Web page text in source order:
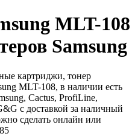
MLT-108
Samsung
картриджи, тонер
MLT-108, в наличии есть
Cactus, ProfiLine,
с доставкой за наличный
сделать онлайн или